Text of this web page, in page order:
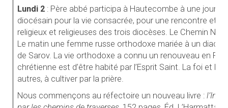
Lundi 2 : Père abbé participa à Hautecombe à une
diocésain pour la vie consacrée, pour une rencontre et
religieux et religieuses des trois diocèses. Le Chemin
Le matin une femme russe orthodoxe mariée à un
de Sarov. La vie orthodoxe a connu un renouveau en
chrétienne est d’être habité par l’Esprit Saint. La foi et
autres, à cultiver par la prière.
Nous commençons au réfectoire un nouveau livre :